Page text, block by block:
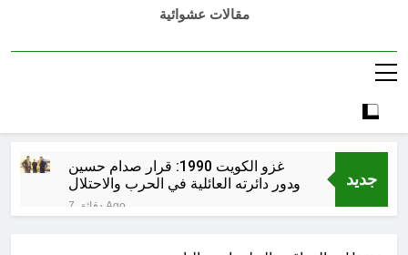
مقالات عشوائية
جديد
غزو الكويت 1990: قرار صدام حسين
ودور دائرته العائلية في الحرب والاحتلال
وعمليات النهب
7 دقائق Ago